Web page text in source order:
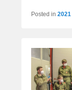
Posted in 2021